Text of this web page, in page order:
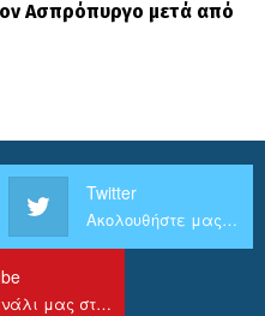
Ασπρόπυργο μετά από
Twitter
Ακολουθήστε μας στο Twitter
Το κανάλι μας στο Youtube